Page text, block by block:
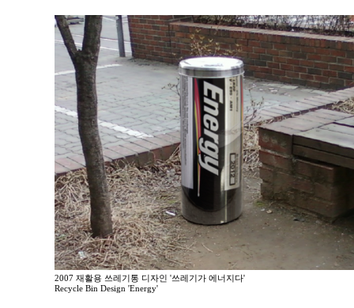
2007 재활용 쓰레기통 디자인 '쓰레기가 에너지다'
Recycle Bin Design 'Energy'